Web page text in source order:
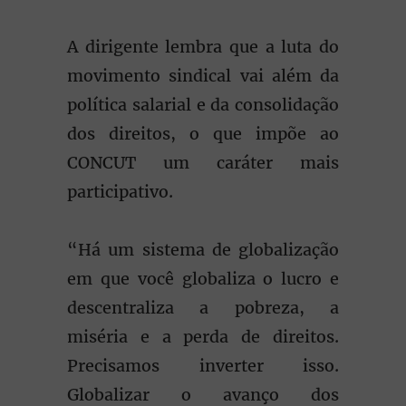
A dirigente lembra que a luta do
movimento sindical vai além da
política salarial e da consolidação
dos direitos, o que impõe ao
CONCUT um caráter mais
participativo.
“Há um sistema de globalização
em que você globaliza o lucro e
descentraliza a pobreza, a
miséria e a perda de direitos.
Precisamos inverter isso.
Globalizar o avanço dos